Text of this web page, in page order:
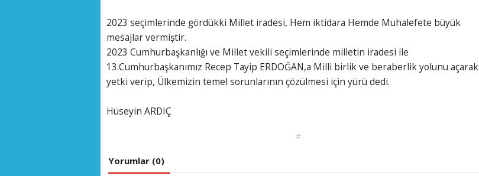
2023 seçimlerinde gördükki Millet iradesi, Hem iktidara Hemde Muhalefete büyük
mesajlar vermiştir.
2023 Cumhurbaşkanlığı ve Millet vekili seçimlerinde milletin iradesi ile
13.Cumhurbaşkanımız Recep Tayip ERDOĞAN,a Milli birlik ve beraberlik yolunu açarak
yetki verip, Ülkemizin temel sorunlarının çözülmesi için yürü dedi.
Hüseyin ARDIÇ
#
Yorumlar (0)